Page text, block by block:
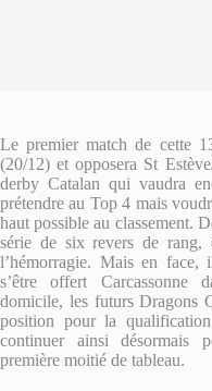
Le premier match de cette
(20/12) et opposera St
derby Catalan qui vaudra
prétendre au Top 4 mais
haut possible au classement.
série de six revers de rang,
l’hémorragie. Mais en
s’être offert Carcassonne
domicile, les futurs Dragons
position pour la
continuer ainsi désormais
première moitié de tableau.